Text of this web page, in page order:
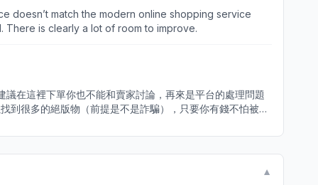
doesn’t match the modern online shopping service
There is clearly a lot of room to improve.
在這裡下單你也不能和賣家討論，再來是平台的處理問題
到很多的絕版物（前提是不是詐騙），只要你有錢不怕被騙
▼